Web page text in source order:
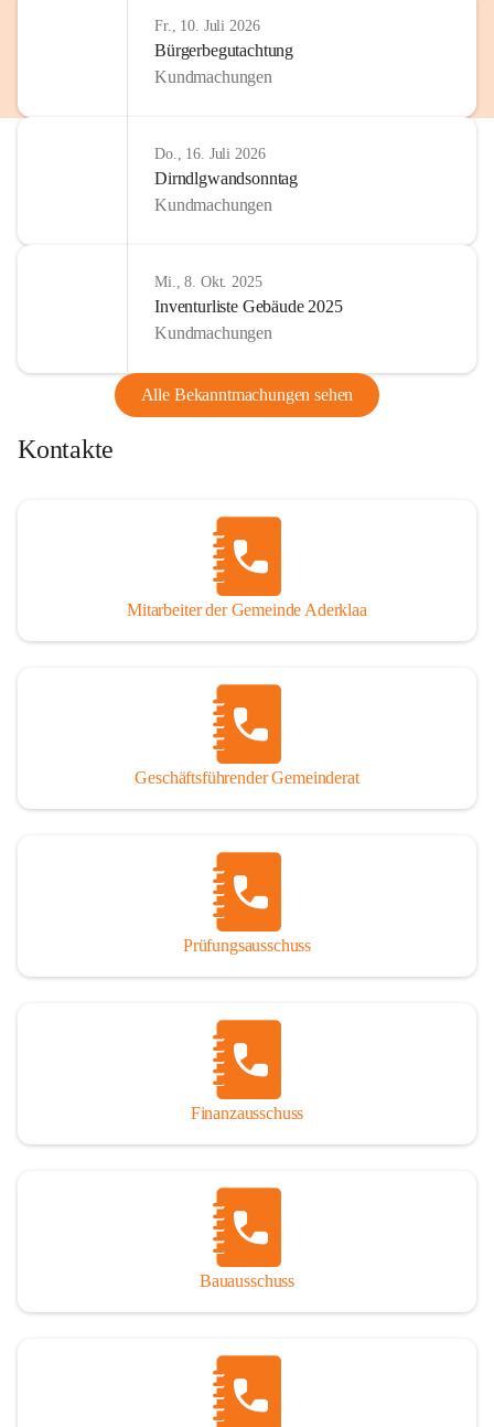
Fr., 10. Juli 2026
Bürgerbegutachtung
Kundmachungen
Do., 16. Juli 2026
Dirndlgwandsonntag
Kundmachungen
Mi., 8. Okt. 2025
Inventurliste Gebäude 2025
Kundmachungen
Alle Bekanntmachungen sehen
Kontakte
Mitarbeiter der Gemeinde Aderklaa
Geschäftsführender Gemeinderat
Prüfungsausschuss
Finanzausschuss
Bauausschuss